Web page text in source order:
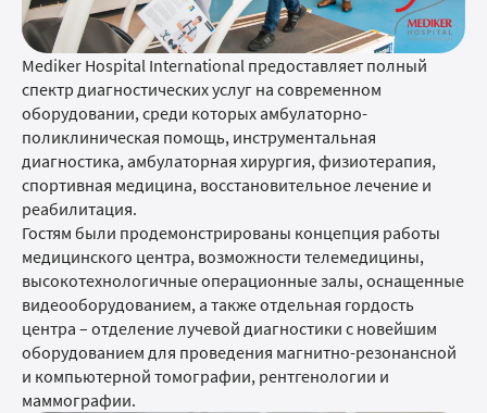
Mediker Hospital International предоставляет полный
спектр диагностических услуг на современном
оборудовании, среди которых амбулаторно-
поликлиническая помощь, инструментальная
диагностика, амбулаторная хирургия, физиотерапия,
спортивная медицина, восстановительное лечение и
реабилитация.
Гостям были продемонстрированы концепция работы
медицинского центра, возможности телемедицины,
высокотехнологичные операционные залы, оснащенные
видеооборудованием, а также отдельная гордость
центра – отделение лучевой диагностики с новейшим
оборудованием для проведения магнитно-резонансной
и компьютерной томографии, рентгенологии и
маммографии.